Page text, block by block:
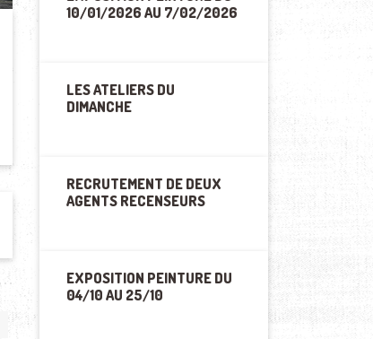
10/01/2026 AU 7/02/2026
LES ATELIERS DU
DIMANCHE
RECRUTEMENT DE DEUX
AGENTS RECENSEURS
EXPOSITION PEINTURE DU
04/10 AU 25/10